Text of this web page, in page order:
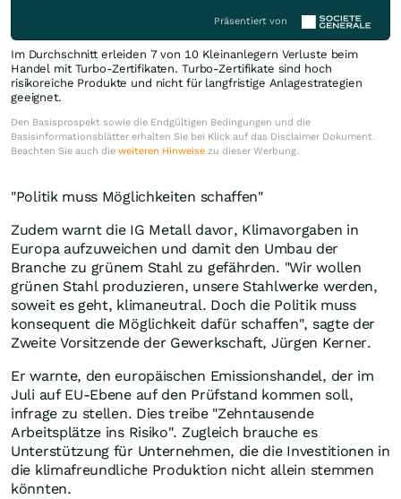
Präsentiert von
Im Durchschnitt erleiden 7 von 10 Kleinanlegern Verluste beim
Handel mit Turbo-Zertifikaten. Turbo-Zertifikate sind hoch
risikoreiche Produkte und nicht für langfristige Anlagestrategien
geeignet.
Den Basisprospekt sowie die Endgültigen Bedingungen und die
Basisinformationsblätter erhalten Sie bei Klick auf das Disclaimer Dokument.
Beachten Sie auch die weiteren Hinweise zu dieser Werbung.
"Politik muss Möglichkeiten schaffen"
Zudem warnt die IG Metall davor, Klimavorgaben in
Europa aufzuweichen und damit den Umbau der
Branche zu grünem Stahl zu gefährden. "Wir wollen
grünen Stahl produzieren, unsere Stahlwerke werden,
soweit es geht, klimaneutral. Doch die Politik muss
konsequent die Möglichkeit dafür schaffen", sagte der
Zweite Vorsitzende der Gewerkschaft, Jürgen Kerner.
Er warnte, den europäischen Emissionshandel, der im
Juli auf EU-Ebene auf den Prüfstand kommen soll,
infrage zu stellen. Dies treibe "Zehntausende
Arbeitsplätze ins Risiko". Zugleich brauche es
Unterstützung für Unternehmen, die die Investitionen in
die klimafreundliche Produktion nicht allein stemmen
könnten.